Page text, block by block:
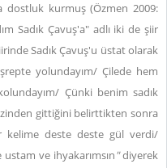
dostluk kurmuş (Özmen 2009:
Sadık Çavuş'a" adlı iki de şiir
Sadık Çavuş'u üstat olarak
yolundayım/ Çilede hem
Çünki benim sadık
gittiğini belirttikten sonra
kelime deste deste gül verdi/
ve ihyakarımsın"diyerek